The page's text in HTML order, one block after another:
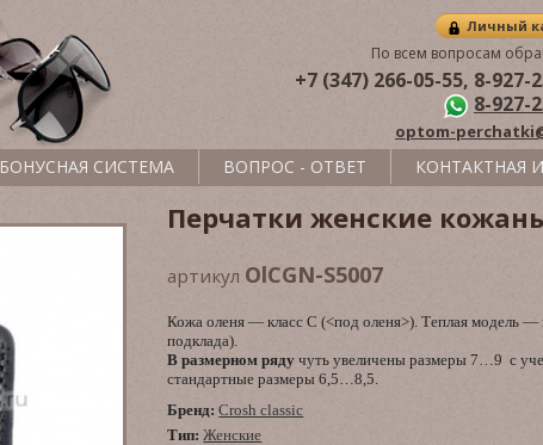
Перчатки женские
артикул OlCGN-S5007
Кожа оленя — класс C (<под оленя>). Теплая модель —
подклада).
В размерном рядучуть увеличены размеры 7…9 с
стандартные размеры 6,5…8,5.
Бренд: Crosh classic
Тип: Женские
Личный
По всем вопросам
+7 (347) 266-05-55, 8-927-
8-927-
optom-
БОНУСНАЯ СИСТЕМА ВОПРОС - ОТВЕТ КОНТАКТНАЯ